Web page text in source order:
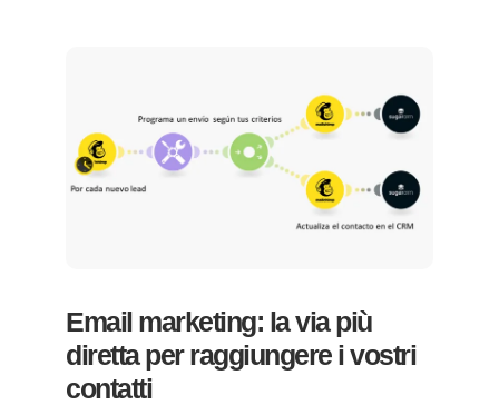
Email marketing: la via più
diretta per raggiungere i vostri
contatti